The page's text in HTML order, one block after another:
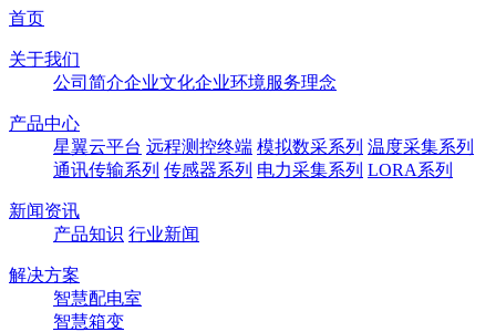
首页
关于我们
公司简介企业文化企业环境服务理念
产品中心
星翼云平台 远程测控终端 模拟数采系列 温度采集系列
通讯传输系列 传感器系列 电力采集系列 LORA系列
新闻资讯
产品知识 行业新闻
解决方案
智慧配电室
智慧箱变